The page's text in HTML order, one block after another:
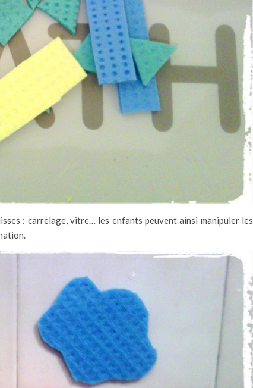
: carrelage, vitre… les enfants peuvent ainsi manipuler les